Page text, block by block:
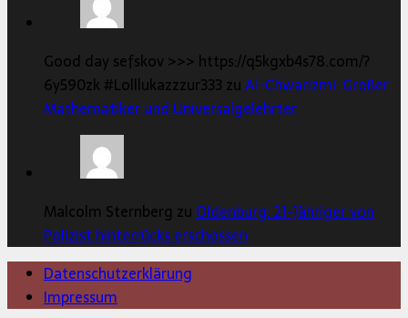
Good day sefskov >>> https://q5kgxb4s78.com/?
6y590zk #Lolllukazzzur333 zuAl-Chwarizmi: Großer
Mathematiker und Universalgelehrter
Malcolm Sternberg zu Oldenburg: 21-Jähriger von
Polizist hinterrücks erschossen
Datenschutzerklärung
Impressum